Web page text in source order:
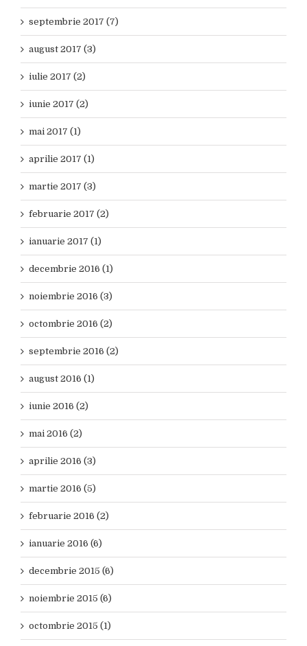
septembrie 2017 (7)
august 2017 (3)
iulie 2017 (2)
iunie 2017 (2)
mai 2017 (1)
aprilie 2017 (1)
martie 2017 (3)
februarie 2017 (2)
ianuarie 2017 (1)
decembrie 2016 (1)
noiembrie 2016 (3)
octombrie 2016 (2)
septembrie 2016 (2)
august 2016 (1)
iunie 2016 (2)
mai 2016 (2)
aprilie 2016 (3)
martie 2016 (5)
februarie 2016 (2)
ianuarie 2016 (6)
decembrie 2015 (6)
noiembrie 2015 (6)
octombrie 2015 (1)